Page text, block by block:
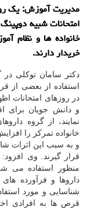
مدیریت آموزش: یك
امتحانات شبیه
خانواده ها و نظام
خریدار دارند.
دكتر سامان توكلی
استفاده از بعضی از
در روزهای امتحانات
و دانش جویان برای
نمایند، از گروه
خانواده تمركز را
و به سبب این اثرات
قرار گیرند. وی
منظور استفاده می
داروها و فرآورده
شناسایی و مورد
قرص ها به افرادی